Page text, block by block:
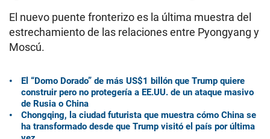
El nuevo puente fronterizo es la última muestra del
estrechamiento de las relaciones entre Pyongyang y
Moscú.
El “Domo Dorado” de más US$1 billón que Trump quiere
construir pero no protegería a EE.UU. de un ataque masivo
de Rusia o China
Chongqing, la ciudad futurista que muestra cómo China se
ha transformado desde que Trump visitó el país por última